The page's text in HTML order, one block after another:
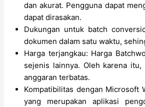
dan akurat. Pengguna dapat
dapat dirasakan.
Dukungan untuk batch
dokumen dalam satu waktu,
Harga terjangkau: Harga
sejenis lainnya. Oleh karena
anggaran terbatas.
Kompatibilitas dengan Microsoft
yang merupakan aplikasi